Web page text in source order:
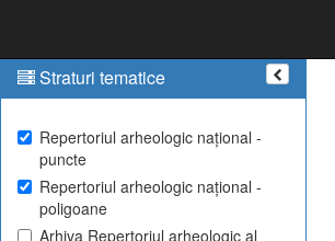
Straturi tematice
Repertoriul arheologic național -
puncte
Repertoriul arheologic național -
poligoane
Arhiva Repertoriul arheologic al